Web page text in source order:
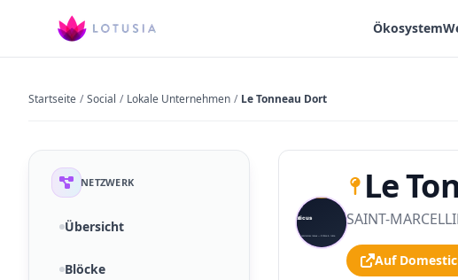
Ökosystem
Startseite / Social / Lokale Unternehmen / Le Tonneau Dort
NETZWERK
Übersicht
Blöcke
Le
SAINT-
Auf